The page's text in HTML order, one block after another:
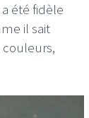
a été fidèle
il sait
couleurs,